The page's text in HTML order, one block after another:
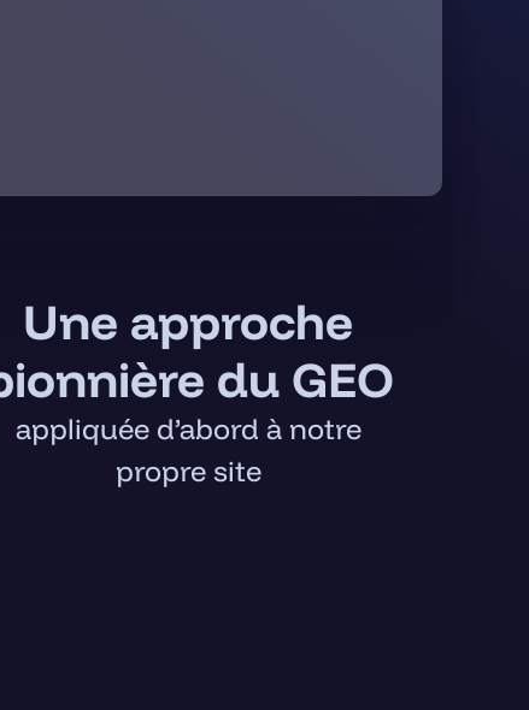
Une approche
du GEO
appliquée d’abord à notre
propre site